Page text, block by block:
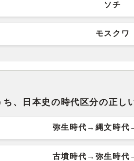
ソチ
モスクワ
ち、日本史の時代区分の正し
弥生時代→縄文時代
古墳時代→弥生時代